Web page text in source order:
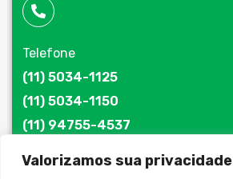
Valorizamos sua privacidade
Telefone
(11) 5034-1125
(11) 5034-1150
(11) 94755-4537